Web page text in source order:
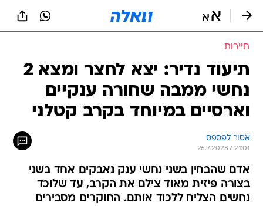
תיירות
תיעוד נדיר: יצא לחצר ומצא 2
נחשי ממבה שחורה ענקיים
וארסיים במיוחד בקרב קטלני
אסור לפספס
26.7.2023 / 21:01
אדם שהבחין בשני נחשי ענק נאבקים אחד בשני
בצורה פיזית מאוד צילם את הקרב, עד שלוכד
נחשים הצליח ללכוד אותם. החוקרים מסבירים